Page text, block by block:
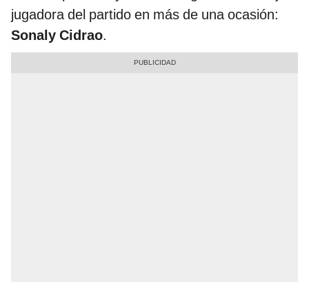
jugadora del partido en más de una ocasión:
Sonaly Cidrao.